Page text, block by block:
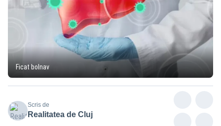
Ficat bolnav
Scris de
Realitatea de Cluj